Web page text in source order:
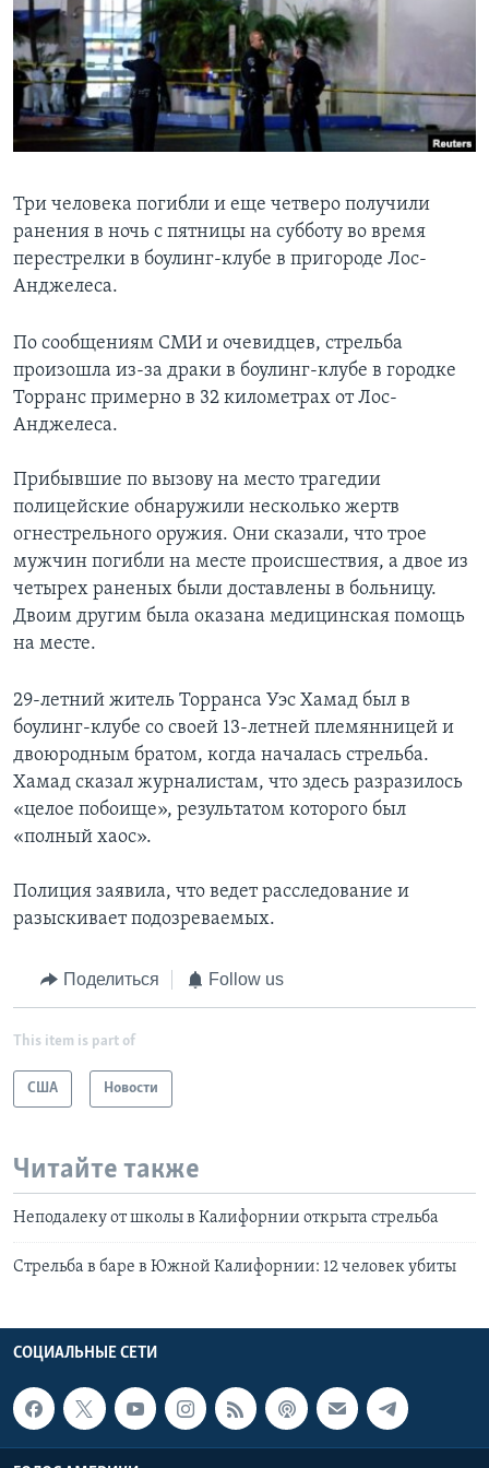
Learning English
СОЦИАЛЬНЫЕ СЕТИ
Языки
Три человека погибли и еще четверо получили
ранения в ночь с пятницы на субботу во время
перестрелки в боулинг-клубе в пригороде Лос-
Анджелеса.
По сообщениям СМИ и очевидцев, стрельба
произошла из-за драки в боулинг-клубе в городке
Торранс примерно в 32 километрах от Лос-
Анджелеса.
Прибывшие по вызову на место трагедии
полицейские обнаружили несколько жертв
огнестрельного оружия. Они сказали, что трое
мужчин погибли на месте происшествия, а двое из
четырех раненых были доставлены в больницу.
Двоим другим была оказана медицинская помощь
на месте.
29-летний житель Торранса Уэс Хамад был в
боулинг-клубе со своей 13-летней племянницей и
двоюродным братом, когда началась стрельба.
Хамад сказал журналистам, что здесь разразилось
«целое побоище», результатом которого был
«полный хаос».
Полиция заявила, что ведет расследование и
разыскивает подозреваемых.
Поделиться Follow us
This item is part of
США Новости
Читайте также
Неподалеку от школы в Калифорнии открыта стрельба
Стрельба в баре в Южной Калифорнии: 12 человек убиты
СОЦИАЛЬНЫЕ СЕТИ